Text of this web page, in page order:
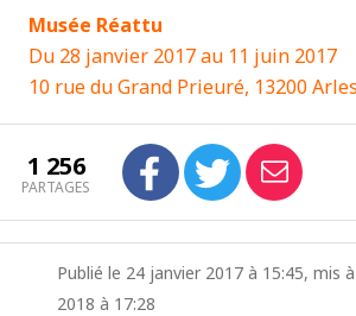
Musée Réattu
Du 28 janvier 2017 au 11 juin 2017
10 rue du Grand Prieuré, 13200 Arles
1 256
PARTAGES
Publié le 24 janvier 2017 à 15:45, mis
2018 à 17:28